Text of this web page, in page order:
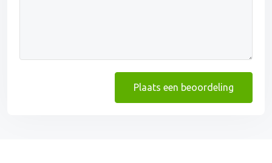
Plaats een beoordeling